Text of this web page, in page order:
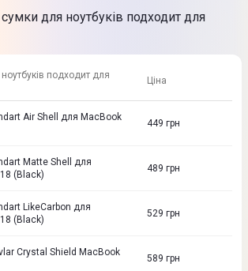
для ноутбуків подходит для
подходит для
Ціна
Air Shell для MacBook
449 грн
Matte Shell для
(Black)
489 грн
LikeCarbon для
(Black)
529 грн
Crystal Shield MacBook
589 грн